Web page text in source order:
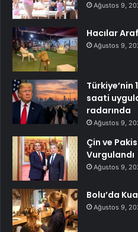
Ağustos 9,
Hacılar
Ağustos 9,
Türkiye’nin
saati
radarında
Ağustos 9,
Çin ve
Vurgulandı
Ağustos 9,
Bolu’da
Ağustos 9,